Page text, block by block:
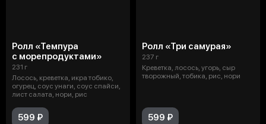
Ролл «Темпура
с морепродуктами»
231 г
Лосось, креветка, икра тобико,
огурец, соус унаги, соус спайси,
лист салата, нори, рис
599 ₽
Ролл «Три самурая»
237 г
Креветка, лосось, угорь, сыр
творожный, тобика, рис, нори
599 ₽